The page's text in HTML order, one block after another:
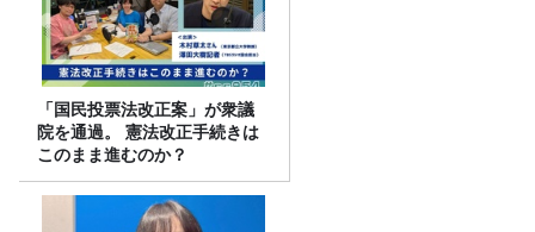
「国民投票法改正案」が衆議
院を通過。 憲法改正手続きは
このまま進むのか？